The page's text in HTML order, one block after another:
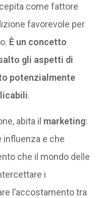
come fattore
favorevole per
È un concetto
gli aspetti di
potenzialmente
.
abita il marketing:
influenza e che
che il mondo delle
i
l’accostamento tra